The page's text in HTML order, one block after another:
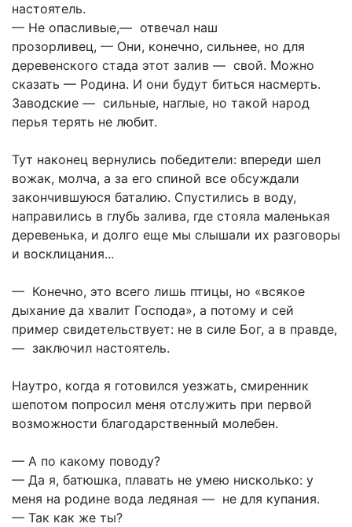
настоятель.
— Не опасливые,— отвечал наш
прозорливец, — Они, конечно, сильнее, но для
деревенского стада этот залив — свой. Можно
сказать — Родина. И они будут биться насмерть.
Заводские — сильные, наглые, но такой народ
перья терять не любит.
Тут наконец вернулись победители: впереди шел
вожак, молча, а за его спиной все обсуждали
закончившуюся баталию. Спустились в воду,
направились в глубь залива, где стояла маленькая
деревенька, и долго еще мы слышали их разговоры
и восклицания...
— Конечно, это всего лишь птицы, но «всякое
дыхание да хвалит Господа», а потому и сей
пример свидетельствует: не в силе Бог, а в правде,
— заключил настоятель.
Наутро, когда я готовился уезжать, смиренник
шепотом попросил меня отслужить при первой
возможности благодарственный молебен.
— А по какому поводу?
— Да я, батюшка, плавать не умею нисколько: у
меня на родине вода ледяная — не для купания.
— Так как же ты?